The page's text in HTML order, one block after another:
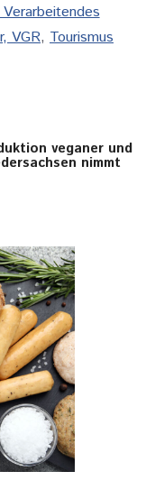
VGR, Tourismus
veganer und
nimmt